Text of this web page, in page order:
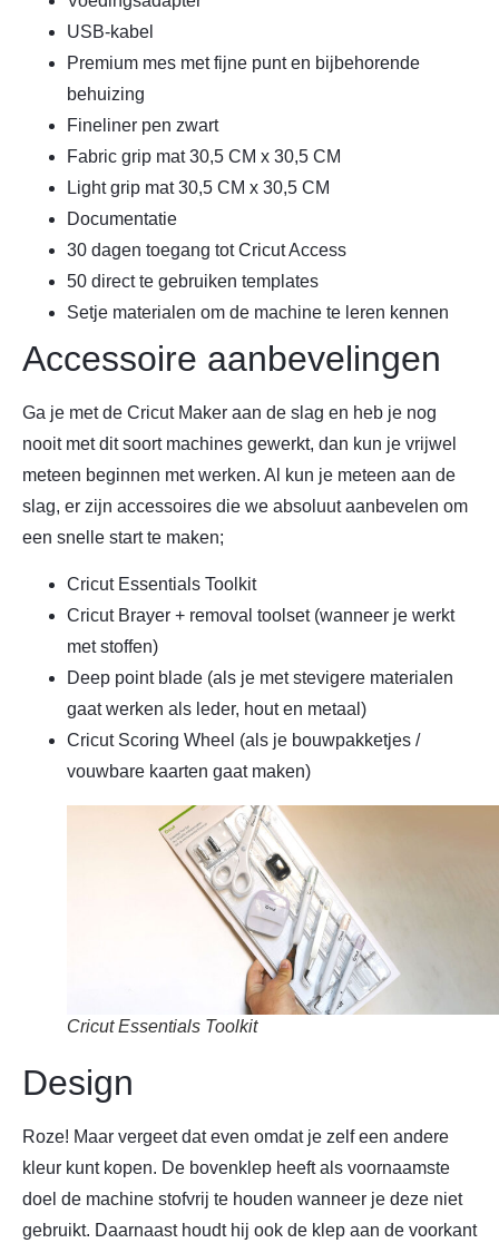
USB-kabel
Premium mes met fijne punt en bijbehorende
behuizing
Fineliner pen zwart
Fabric grip mat 30,5 CM x 30,5 CM
Light grip mat 30,5 CM x 30,5 CM
Documentatie
30 dagen toegang tot Cricut Access
50 direct te gebruiken templates
Setje materialen om de machine te leren kennen
Accessoire aanbevelingen
Ga je met de Cricut Maker aan de slag en heb je nog
nooit met dit soort machines gewerkt, dan kun je vrijwel
meteen beginnen met werken. Al kun je meteen aan de
slag, er zijn accessoires die we absoluut aanbevelen om
een snelle start te maken;
Cricut Essentials Toolkit
Cricut Brayer + removal toolset (wanneer je werkt
met stoffen)
Deep point blade (als je met stevigere materialen
gaat werken als leder, hout en metaal)
Cricut Scoring Wheel (als je bouwpakketjes /
vouwbare kaarten gaat maken)
Cricut Essentials Toolkit
Design
Roze! Maar vergeet dat even omdat je zelf een andere
kleur kunt kopen. De bovenklep heeft als voornaamste
doel de machine stofvrij te houden wanneer je deze niet
gebruikt. Daarnaast houdt hij ook de klep aan de voorkant